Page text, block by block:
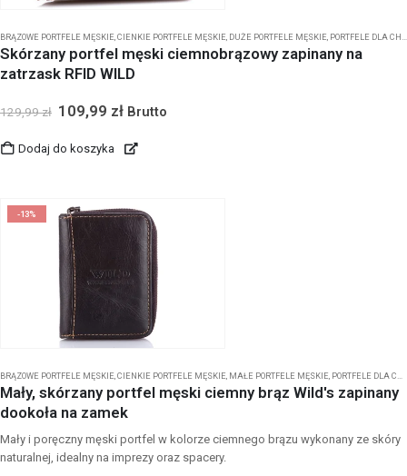
BRĄZOWE PORTFELE MĘSKIE CIENKIE PORTFELE MĘSKIE DUŻE PORTFELE MĘSKIE PORTFELE DLA CHŁOPCA
Skórzany portfel męski ciemnobrązowy zapinany na
zatrzask RFID WILD
129,99zł 109,99 zł Brutto
Dodaj do koszyka
-13%
BRĄZOWE PORTFELE MĘSKIE CIENKIE PORTFELE MĘSKIE MAŁE PORTFELE MĘSKIE PORTFELE DLA CHŁOPCA
Mały, skórzany portfel męski ciemny brąz Wild's zapinany
dookoła na zamek
Mały i poręczny męski portfel w kolorze ciemnego brązu wykonany ze skóry
naturalnej, idealny na imprezy oraz spacery.